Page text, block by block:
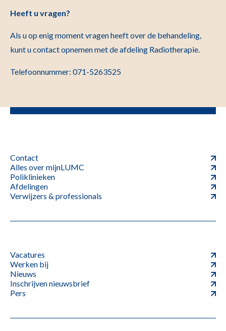
Heeft u vragen?
Als u op enig moment vragen heeft over de behandeling,
kunt u contact opnemen met de afdeling Radiotherapie.
Telefoonnummer: 071-5263525
Contact
Alles over mijnLUMC
Poliklinieken
Afdelingen
Verwijzers & professionals
Vacatures
Werken bij
Nieuws
Inschrijven nieuwsbrief
Pers